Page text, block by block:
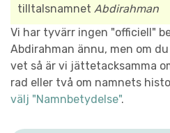
tilltalsnamnet Abdirahman
Vi har tyvärr ingen "officiell"
Abdirahman ännu, men om
vet så är vi jättetacksamma
rad eller två om namnets
välj "Namnbetydelse".